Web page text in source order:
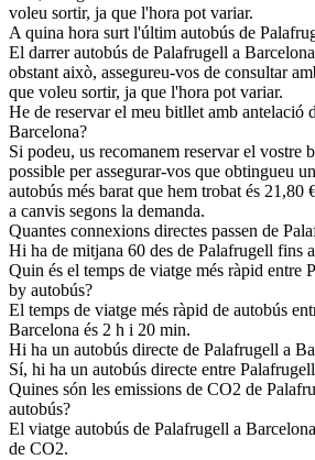
voleu sortir, ja que l'hora pot variar.
A quina hora surt l'últim autobús de
El darrer autobús de Palafrugell a
obstant això, assegureu-vos de consultar
que voleu sortir, ja que l'hora pot variar.
He de reservar el meu bitllet amb antelació
Barcelona?
Si podeu, us recomanem reservar el vostre
possible per assegurar-vos que obtingueu
autobús més barat que hem trobat és 21,80
a canvis segons la demanda.
Quantes connexions directes passen de
Hi ha de mitjana 60 des de Palafrugell fins
Quin és el temps de viatge més ràpid entre
by autobús?
El temps de viatge més ràpid de autobús
Barcelona és 2 h i 20 min.
Hi ha un autobús directe de Palafrugell a
Sí, hi ha un autobús directe entre
Quines són les emissions de CO2 de
autobús?
El viatge autobús de Palafrugell a
de CO2.